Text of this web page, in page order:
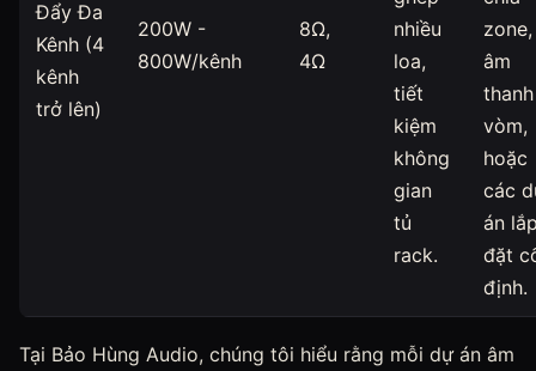
Đẩy Đa
Kênh (4
kênh
trở lên)
200W -
800W/kênh
8Ω,
4Ω
nhiều
loa,
tiết
kiệm
không
gian
tủ
rack.
zone,
âm
thanh
vòm,
hoặc
các
án
đặt
định.
Tại Bảo Hùng Audio, chúng tôi hiểu rằng mỗi dự án âm